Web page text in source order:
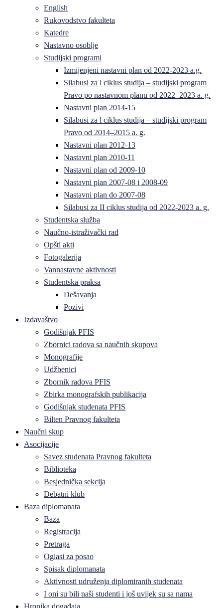
English
Rukovodstvo fakulteta
Katedre
Nastavno osoblje
Studijski programi
Izmijenjeni nastavni plan od 2022-2023 a.g.
Silabusi za l ciklus studija – studijski program
Pravo po nastavnom planu od 2022–2023 a. g.
Nastavni plan 2014-15
Silabusi za l ciklus studija – studijski program
Pravo od 2014–2015 a. g.
Nastavni plan 2012-13
Nastavni plan 2010-11
Nastavni plan od 2009-10
Nastavni plan 2007-08 i 2008-09
Nastavni plan do 2007-08
Silabusi za II ciklus studija od 2022-2023 a. g.
Studentska služba
Naučno-istraživački rad
Opšti akti
Fotogalerija
Vannastavne aktivnosti
Studentska praksa
Dešavanja
Pozivi
Izdavaštvo
Godišnjak PFIS
Zbornici radova sa naučnih skupova
Monografije
Udžbenici
Zbornik radova PFIS
Zbirka monografskih publikacija
Godišnjak studenata PFIS
Bilten Pravnog fakulteta
Naučni skup
Asocijacije
Savez studenata Pravnog fakulteta
Biblioteka
Besjednička sekcija
Debatni klub
Baza diplomanata
Baza
Registracija
Pretraga
Oglasi za posao
Spisak diplomanata
Aktivnosti udruženja diplomiranih studenata
I oni su bili naši studenti i još uvijek su sa nama
Hronika događaja